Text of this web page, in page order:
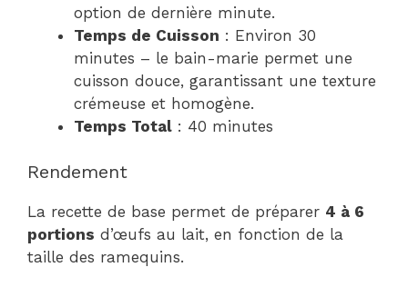
option de dernière minute.
Temps de Cuisson : Environ 30
minutes – le bain-marie permet une
cuisson douce, garantissant une texture
crémeuse et homogène.
Temps Total : 40 minutes
Rendement
La recette de base permet de préparer 4 à 6
portions d’œufs au lait, en fonction de la
taille des ramequins.